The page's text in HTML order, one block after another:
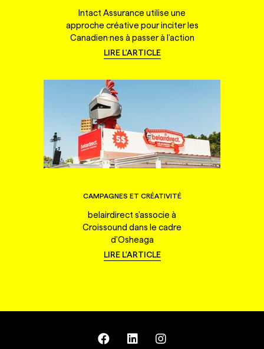
Intact Assurance utilise une
approche créative pour inciter les
Canadien·nes à passer à l'action
LIRE L'ARTICLE
CAMPAGNES ET CRÉATIVITÉ
belairdirect s'associe à
Croissound dans le cadre
d'Osheaga
LIRE L'ARTICLE